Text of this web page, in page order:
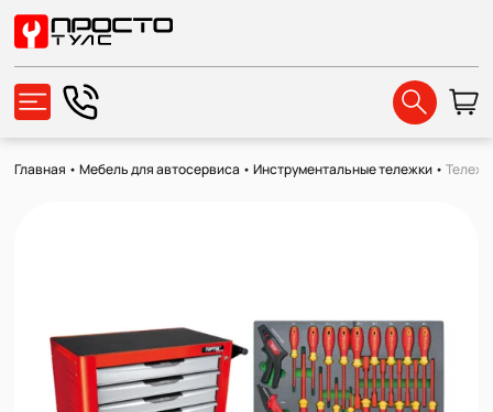
Главная •Мебель для автосервиса •Инструментальные тележки •